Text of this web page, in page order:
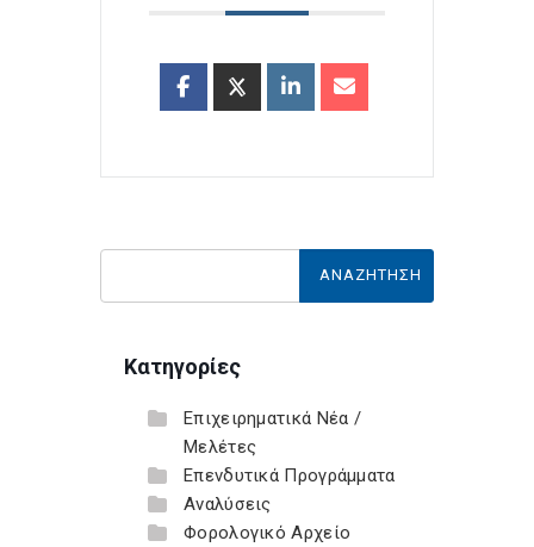
Κατηγορίες
Επιχειρηματικά Νέα /
Μελέτες
Επενδυτικά Προγράμματα
Αναλύσεις
Φορολογικό Αρχείο